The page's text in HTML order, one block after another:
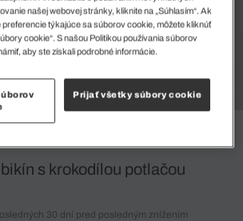
s krokodílou potlačou
30 dní pred posledným znížením
našej webovej stránky, kliknite na „Súhlasím“. Ak
týkajúce sa súborov cookie, môžete kliknúť
cookie“. S našou Politikou používania súborov
aby ste získali podrobné informácie.
Prijať všetky súbory cookie